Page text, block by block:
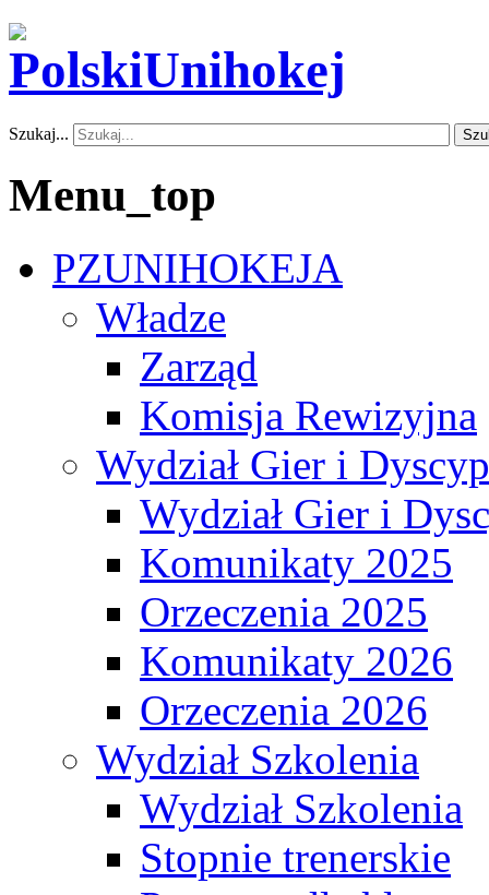
Szukaj...
Menu_top
PZUNIHOKEJA
Władze
Zarząd
Komisja Rewizyjna
Wydział Gier i
Wydział Gier i
Komunikaty 2025
Orzeczenia 2025
Komunikaty 2026
Orzeczenia 2026
Wydział Szkolenia
Wydział Szkolenia
Stopnie trenerskie